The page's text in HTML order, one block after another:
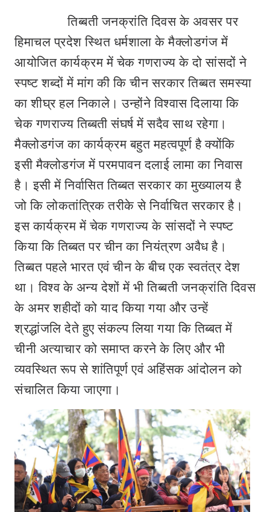
तिब्बती जनक्रांति दिवस के अवसर पर
हिमाचल प्रदेश स्थित धर्मशाला के मैक्लोडगंज में
आयोजित कार्यक्रम में चेक गणराज्य के दो सांसदों ने
स्पष्ट शब्दों में मांग की कि चीन सरकार तिब्बत समस्या
का शीघ्र हल निकाले। उन्होंने विश्वास दिलाया कि
चेक गणराज्य तिब्बती संघर्ष में सदैव साथ रहेगा।
मैक्लोडगंज का कार्यक्रम बहुत महत्वपूर्ण है क्योंकि
इसी मैक्लोडगंज में परमपावन दलाई लामा का निवास
है। इसी में निर्वासित तिब्बत सरकार का मुख्यालय है
जो कि लोकतांत्रिक तरीके से निर्वाचित सरकार है।
इस कार्यक्रम में चेक गणराज्य के सांसदों ने स्पष्ट
किया कि तिब्बत पर चीन का नियंत्रण अवैध है।
तिब्बत पहले भारत एवं चीन के बीच एक स्वतंत्र देश
था। विश्व के अन्य देशों में भी तिब्बती जनक्रांति दिवस
के अमर शहीदों को याद किया गया और उन्हें
श्रद्धांजलि देते हुए संकल्प लिया गया कि तिब्बत में
चीनी अत्याचार को समाप्त करने के लिए और भी
व्यवस्थित रूप से शांतिपूर्ण एवं अहिंसक आंदोलन को
संचालित किया जाएगा।